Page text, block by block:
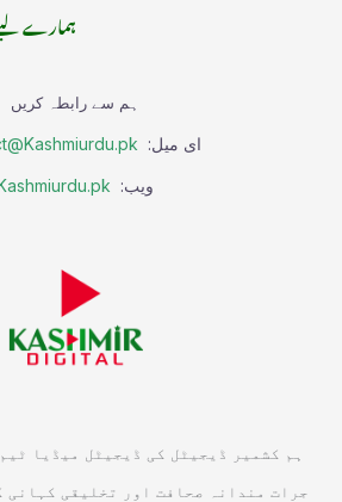
ہمارے
ہم سے رابطہ کریں
ای میل:
ویب:
ہم کشمیر ڈیجیٹل کی ڈیجیٹل میڈیا
جرات مندانہ صحافت اور تخلیقی کہانی